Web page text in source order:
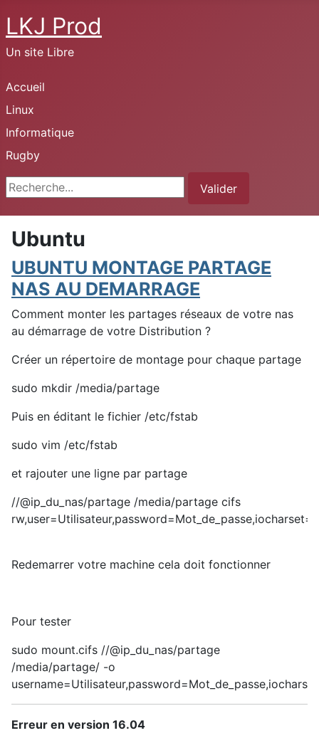
LKJ Prod
Un site Libre
Accueil
Linux
Informatique
Rugby
Rechercher
Valider
Ubuntu
UBUNTU MONTAGE PARTAGE
NAS AU DEMARRAGE
Comment monter les partages réseaux de votre nas
au démarrage de votre Distribution ?
Créer un répertoire de montage pour chaque partage
sudo mkdir /media/partage
Puis en éditant le fichier /etc/fstab
sudo vim /etc/fstab
et rajouter une ligne par partage
//@ip_du_nas/partage /media/partage cifs
Redemarrer votre machine cela doit fonctionner
Pour tester
sudo mount.cifs //@ip_du_nas/partage
/media/partage/ -o
Erreur en version 16.04